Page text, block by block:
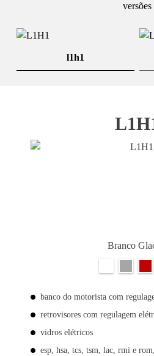
versões
l1h1
Anterior
Branco
banco do motorista com
retrovisores com regulagem
vidros elétricos
esp, hsa, tcs, tsm, lac, rmi e